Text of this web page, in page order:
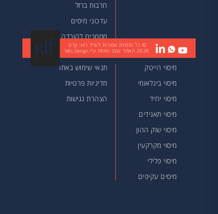
חרבות ברזל
עדכוני מיסים
מסמכים להורדה
מאמרים
מיסוי הייטק
מיסוי בינלאומי
מיסוי יחיד
מיסוי תאגידים
מיסוי שוק ההון
מיסוי מקרקעין
מיסוי פלילי
מיסים עקיפים
תנאי שימוש באתר
מדיניות פרטיות
הצהרת נגישות
© כל הזכויות שמורות לעו״ד רועי קריב
2026 האתר עוצב ופותח ע״י NBL Design